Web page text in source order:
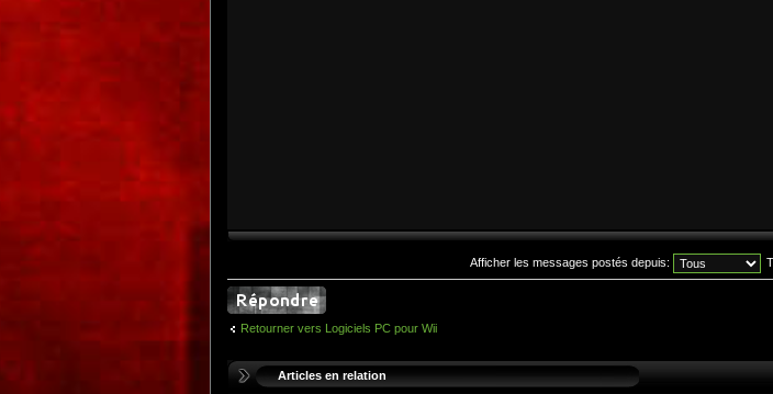
Afficher les messages postés depuis:
Retourner vers Logiciels PC pour Wii
Articles en relation